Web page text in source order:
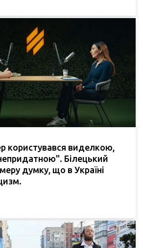
користувався виделкою,
Білецький
думку, що в Україні